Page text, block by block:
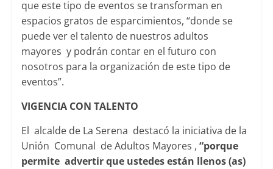
que este tipo de eventos se transforman en
espacios gratos de esparcimientos, “donde se
puede ver el talento de nuestros adultos
mayores y podrán contar en el futuro con
nosotros para la organización de este tipo de
eventos”.
VIGENCIA CON TALENTO
El alcalde de La Serena destacó la iniciativa de la
Unión Comunal de Adultos Mayores , “porque
permite advertir que ustedes están llenos (as)